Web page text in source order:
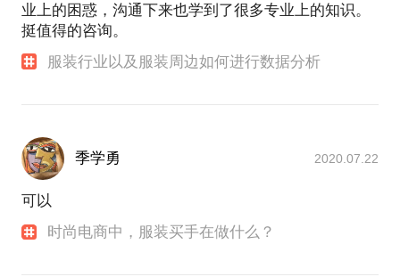
业上的困惑，沟通下来也学到了很多专业上的知识。
挺值得的咨询。
服装行业以及服装周边如何进行数据分析
季学勇 2020.07.22
可以
时尚电商中，服装买手在做什么？